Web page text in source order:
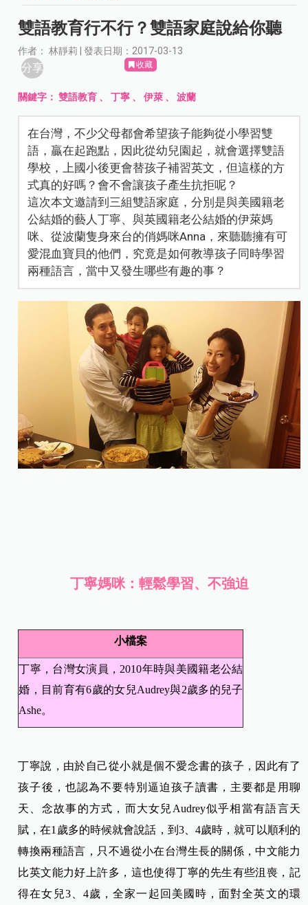
雙語教育行不行？雙語家庭說給你聽
作者： 林靜莉 | 發表日期：2017-03-13
分享 收藏
關鍵字：雙語教育 、丁寧 、伊萊 、波蘭
在台灣，不少父母都會希望孩子能夠從小學習雙
語，贏在起跑點，因此從幼兒園起，就會選擇雙語
學校，上國小後更會替孩子補習英文，但這樣的方
式真的好嗎？會不會讓孩子產生抗拒呢？
這次本文邀請到三組雙語家庭，分別是與美國籍老
公結婚的藝人丁寧、與英國籍老公結婚的伊萊媽
咪、從波蘭隻身來台的俏媽咪Anna，來聽聽擁有可
愛混血寶貝的他們，究竟是如何教導孩子同時學習
兩種語言，當中又發生哪些有趣的事？
丁寧媽咪：輕鬆學習、不強迫
小檔案
丁寧，台灣女演員，2010年時與美國籍老公結
婚，目前育有6歲的女兒Audrey與2歲多的兒子
Ashe。
丁寧說，由於自己從小就是個不愛念書的孩子，因此有了
孩子後，也認為不要特別逼迫孩子讀書，主要都是用聊
天、念故事的方式，而大女兒Audrey似乎相當有語言天
賦，在1歲多的時候就會說話，到3、4歲時，就可以順利的
轉換兩種語言，只不過從小在台灣生長的關係，中文能力
比英文能力好上許多，這也使得丁寧的先生有些沮喪，記
得在女兒3、4歲，全家一起回美國時，面對全英文的環